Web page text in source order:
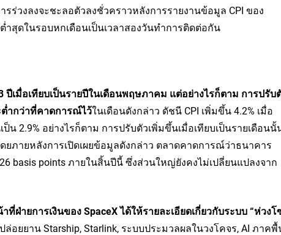
ร่วงลงจะชะลอตัวลงชั่วคราวหลังการรายงานข้อมูล CPI ของ
สุดในรอบหกเดือนเป็นเวลาสองวันทำการติดต่อกัน
เมื่อเทียบเป็นรายปีในเดือนพฤษภาคม แต่อย่างไรก็ตาม การปรับ
ต่ำกว่าที่คาดการณ์ไว้ในเดือนดังกล่าว ดัชนี CPI เพิ่มขึ้น 4.2% เมื่อ
น 2.9% อย่างไรก็ตาม การปรับตัวเพิ่มขึ้นเมื่อเทียบเป็นรายเดือนนั้
ภายหลังการเปิดเผยข้อมูลดังกล่าว ตลาดคาดการณ์ว่าธนาคาร
basis points ภายในสิ้นปีนี้ ซึ่งส่วนใหญ่ยังคงไม่เปลี่ยนแปลงจาก
ฝ่ายการเงินของ SpaceX ได้ให้รายละเอียดเกี่ยวกับระบบ “ห่วงโ
อยยาน Starship, Starlink, ระบบประมวลผลในวงโคจร, AI ภาค